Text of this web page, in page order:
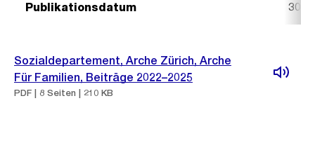
Publikationsdatum 30.
Sozialdepartement, Arche Zürich, Arche
Für Familien, Beiträge 2022–2025
PDF | 8 Seiten | 210 KB